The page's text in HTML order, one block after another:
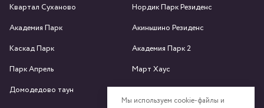
Мы используем cookie-файлы и
Квартал Суханово
Академия Парк
Каскад Парк
Парк Апрель
Домодедово таун
Нордик Парк Резиденс
Акиньшино Резиденс
Академия Парк 2
Март Хаус
Яхрома парк